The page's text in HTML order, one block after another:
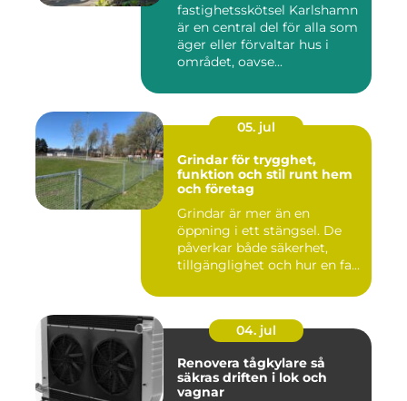
fastighetsskötsel Karlshamn
är en central del för alla som
äger eller förvaltar hus i
området, oavse...
05. jul
Grindar för trygghet,
funktion och stil runt hem
och företag
Grindar är mer än en
öppning i ett stängsel. De
påverkar både säkerhet,
tillgänglighet och hur en fa...
04. jul
Renovera tågkylare så
säkras driften i lok och
vagnar